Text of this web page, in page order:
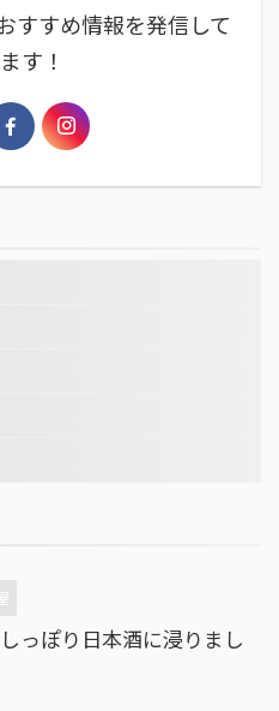
すすめ情報を発信して
す！
っぽり日本酒に浸りまし